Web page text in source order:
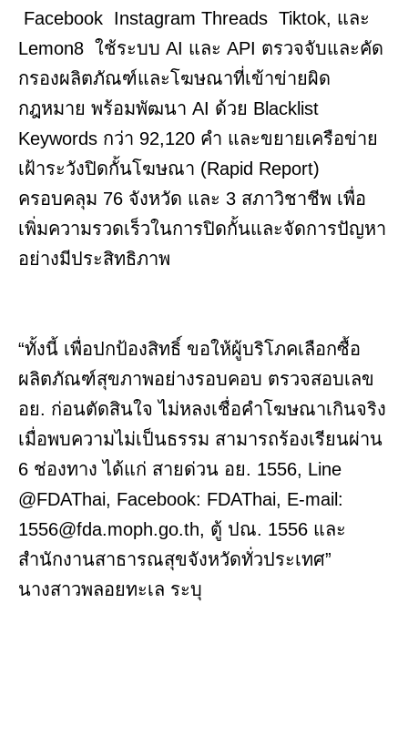
Facebook Instagram Threads Tiktok, และ
Lemon8 ใช้ระบบ AI และ API ตรวจจับและคัด
กรองผลิตภัณฑ์และโฆษณาที่เข้าข่ายผิด
กฎหมาย พร้อมพัฒนา AI ด้วย Blacklist
Keywords กว่า 92,120 คำ และขยายเครือข่าย
เฝ้าระวังปิดกั้นโฆษณา (Rapid Report)
ครอบคลุม 76 จังหวัด และ 3 สภาวิชาชีพ เพื่อ
เพิ่มความรวดเร็วในการปิดกั้นและจัดการปัญหา
อย่างมีประสิทธิภาพ
“ทั้งนี้ เพื่อปกป้องสิทธิ์ ขอให้ผู้บริโภคเลือกซื้อ
ผลิตภัณฑ์สุขภาพอย่างรอบคอบ ตรวจสอบเลข
อย. ก่อนตัดสินใจ ไม่หลงเชื่อคำโฆษณาเกินจริง
เมื่อพบความไม่เป็นธรรม สามารถร้องเรียนผ่าน
6 ช่องทาง ได้แก่ สายด่วน อย. 1556, Line
@FDAThai, Facebook: FDAThai, E-mail:
1556@fda.moph.go.th, ตู้ ปณ. 1556 และ
สำนักงานสาธารณสุขจังหวัดทั่วประเทศ”
นางสาวพลอยทะเล ระบุ